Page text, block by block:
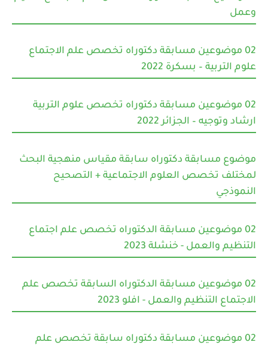
وعمل
02 موضوعين مسابقة دكتوراه تخصص علم الاجتماع
علوم التربية – بسكرة 2022
02 موضوعين مسابقة دكتوراه تخصص علوم التربية
ارشاد وتوجيه – الجزائر 2022
موضوع مسابقة دكتوراه سابقة مقياس منهجية البحث
لمختلف تخصص العلوم الاجتماعية + التصحيح
النموذجي
02 موضوعين مسابقة الدكتوراه تخصص علم اجتماع
التنظيم والعمل - خنشلة 2023
02 موضوعين مسابقة الدكتوراه السابقة تخصص علم
الاجتماع التنظيم والعمل - افلو 2023
02 موضوعين مسابقة دكتوراه سابقة تخصص علم